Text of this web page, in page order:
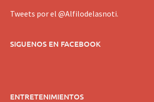
Tweets por el @Alfilodelasnoti.
SIGUENOS EN FACEBOOK
ENTRETENIMIENTOS